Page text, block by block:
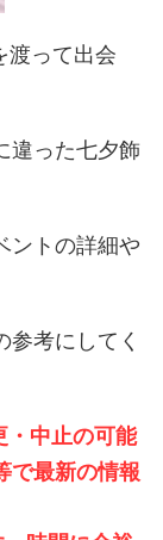
渡って出会
違った七夕飾
ントの詳細や
考にしてく
・中止の可能
で最新の情報